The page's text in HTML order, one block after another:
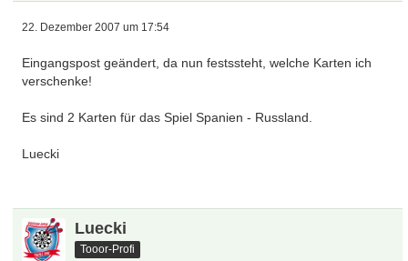
22. Dezember 2007 um 17:54
Eingangspost geändert, da nun festssteht, welche Karten ich
verschenke!
Es sind 2 Karten für das Spiel Spanien - Russland.
Luecki
Luecki
Tooor-Profi